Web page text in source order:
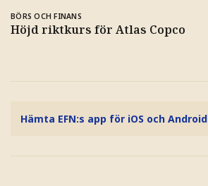
BÖRS OCH FINANS
Höjd riktkurs för Atlas Copco
Hämta EFN:s app för iOS och Android